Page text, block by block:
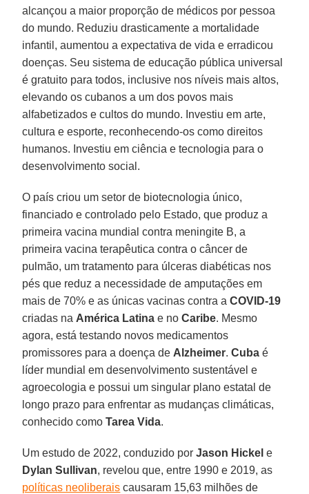
alcançou a maior proporção de médicos por pessoa
do mundo. Reduziu drasticamente a mortalidade
infantil, aumentou a expectativa de vida e erradicou
doenças. Seu sistema de educação pública universal
é gratuito para todos, inclusive nos níveis mais altos,
elevando os cubanos a um dos povos mais
alfabetizados e cultos do mundo. Investiu em arte,
cultura e esporte, reconhecendo-os como direitos
humanos. Investiu em ciência e tecnologia para o
desenvolvimento social.
O país criou um setor de biotecnologia único,
financiado e controlado pelo Estado, que produz a
primeira vacina mundial contra meningite B, a
primeira vacina terapêutica contra o câncer de
pulmão, um tratamento para úlceras diabéticas nos
pés que reduz a necessidade de amputações em
mais de 70% e as únicas vacinas contra aCOVID-19
criadas na América Latina e noCaribe. Mesmo
agora, está testando novos medicamentos
promissores para a doença de Alzheimer.Cuba é
líder mundial em desenvolvimento sustentável e
agroecologia e possui um singular plano estatal de
longo prazo para enfrentar as mudanças climáticas,
conhecido comoTarea Vida.
Um estudo de 2022, conduzido porJason Hickel e
Dylan Sullivan, revelou que, entre 1990 e 2019, as
políticas neoliberais causaram 15,63 milhões de